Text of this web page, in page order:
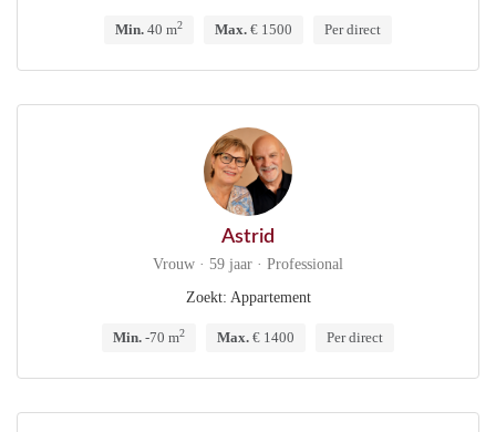
Min. 40 m2 Max. € 1500 Per direct
Astrid
Vrouw · 59 jaar · Professional
Zoekt: Appartement
Min. -70 m2 Max. € 1400 Per direct